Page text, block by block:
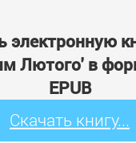
электронную
Лютого' в
EPUB
Скачать книгу...